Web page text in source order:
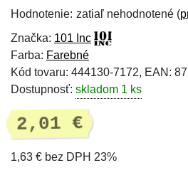
Hodnotenie: zatiaľ nehodnotené (
Značka: 101 Inc
Farba: Farebné
Kód tovaru: 444130-7172, EAN:
Dostupnosť: skladom 1 ks
2,01 €
1,63 € bez DPH 23%